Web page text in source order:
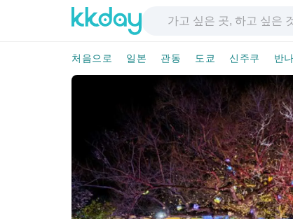
처음으로 일본 관동 도쿄 신주쿠 반